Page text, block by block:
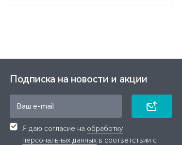
Подписка на новости и акции
Я даю согласие на обработку
персональных данных в соответствии с